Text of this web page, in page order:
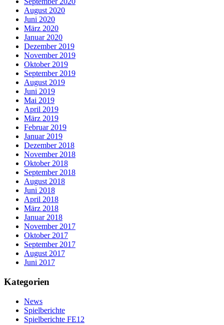
August 2020
Juni 2020
März 2020
Januar 2020
Dezember 2019
November 2019
Oktober 2019
September 2019
August 2019
Juni 2019
Mai 2019
April 2019
März 2019
Februar 2019
Januar 2019
Dezember 2018
November 2018
Oktober 2018
September 2018
August 2018
Juni 2018
April 2018
März 2018
Januar 2018
November 2017
Oktober 2017
September 2017
August 2017
Juni 2017
Kategorien
News
Spielberichte
Spielberichte FE12